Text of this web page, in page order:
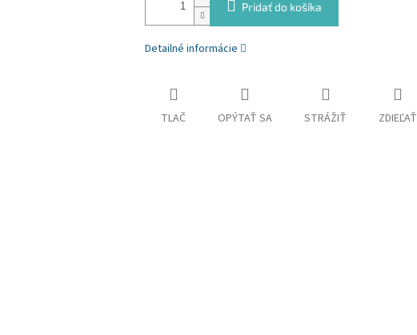
Pridať do košíka
Detailné informácie
TLAČ OPÝTAŤ SA STRÁŽIŤ ZDIEĽAŤ